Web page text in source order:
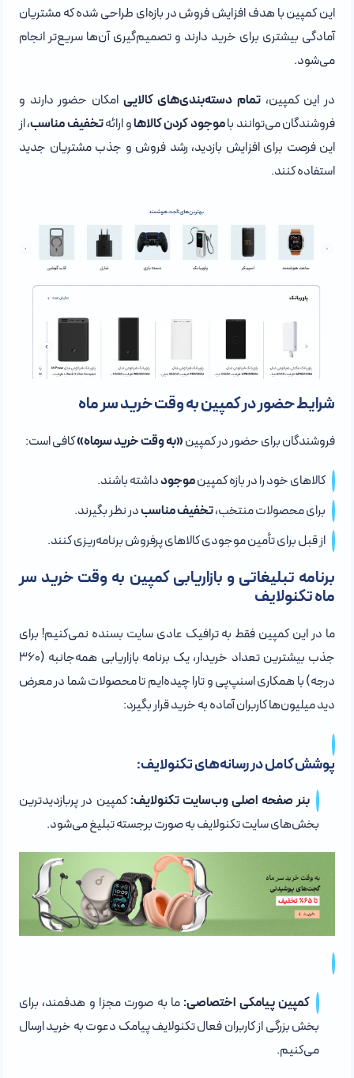
این کمپین با هدف افزایش فروش در بازه‌ای طراحی شده که مشتریان
آمادگی بیشتری برای خرید دارند و تصمیم‌گیری آن‌ها سریع‌تر انجام
می‌شود.
در این کمپین، تمام دسته‌بندی‌های کالایی امکان حضور دارند و
فروشندگان می‌توانند باموجود کردن کالاهاو ارائهتخفیف مناسب، از
این فرصت برای افزایش بازدید، رشد فروش و جذب مشتریان جدید
استفاده کنند.
شرایط حضور در کمپین به وقت خرید سر ماه
فروشندگان برای حضور در کمپین«به وقت خرید سرماه»کافی است:
کالاهای خود را در بازه کمپینموجودداشته باشند.
برای محصولات منتخب،تخفیف مناسبدر نظر بگیرند.
از قبل برای تأمین موجودی کالاهای پرفروش برنامه‌ریزی کنند.
برنامه تبلیغاتی و بازاریابی کمپین به وقت خرید سر
ماه تکنولایف
ما در این کمپین فقط به ترافیک عادی سایت بسنده نمی‌کنیم! برای
جذب بیشترین تعداد خریدار، یک برنامه بازاریابی همه‌جانبه (۳۶۰
درجه) با همکاری اسنپ‌پی و تارا چیده‌ایم تا محصولات شما در معرض
دید میلیون‌ها کاربران آماده به خرید قرار بگیرد:
پوشش کامل در رسانه‌های تکنولایف:
بنر صفحه اصلی وب‌سایت تکنولایف:کمپین در پربازدیدترین
بخش‌های سایت تکنولایف به صورت برجسته تبلیغ می‌شود.
کمپین پیامکی اختصاصی: ما به صورت مجزا و هدفمند، برای
بخش بزرگی از کاربران فعال تکنولایف پیامک دعوت به خرید ارسال
می‌کنیم.